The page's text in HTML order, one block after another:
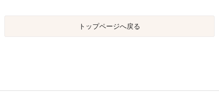
トップページへ戻る